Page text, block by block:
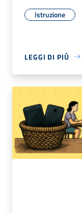
Istruzione
LEGGI DI PIÙ